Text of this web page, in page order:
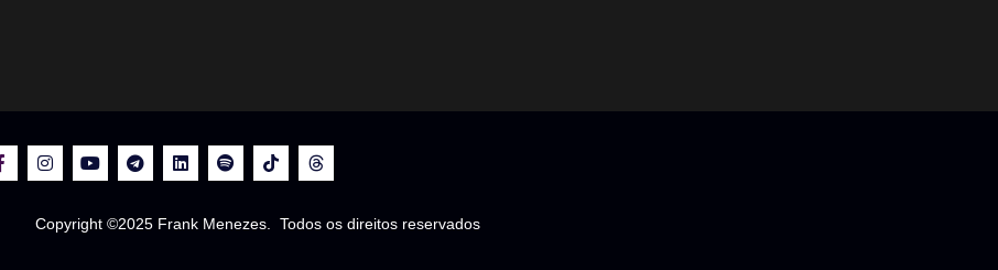
Copyright ©2025 Frank Menezes. Todos os direitos reservados